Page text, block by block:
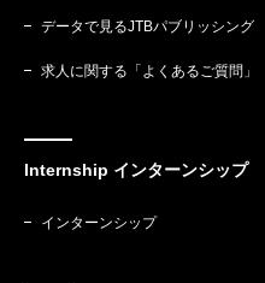
データで見るJTBパブリッシング
求人に関する「よくあるご質問」
Internship インターンシップ
インターンシップ